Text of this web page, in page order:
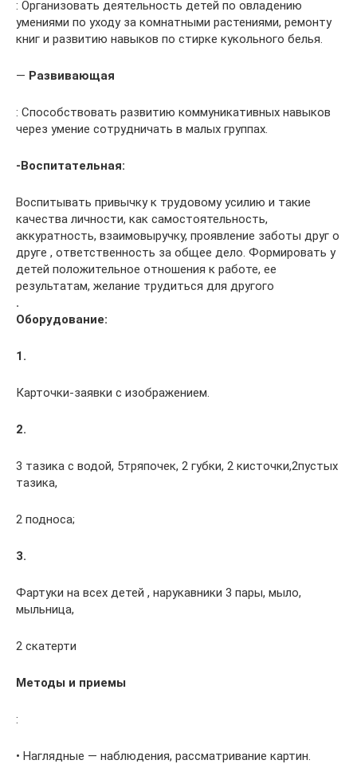
: Организовать деятельность детей по овладению
умениями по уходу за комнатными растениями, ремонту
книг и развитию навыков по стирке кукольного белья.
— Развивающая
: Способствовать развитию коммуникативных навыков
через умение сотрудничать в малых группах.
-Воспитательная:
Воспитывать привычку к трудовому усилию и такие
качества личности, как самостоятельность,
аккуратность, взаимовыручку, проявление заботы друг о
друге , ответственность за общее дело. Формировать у
детей положительное отношения к работе, ее
результатам, желание трудиться для другого
.
Оборудование:
1.
Карточки-заявки с изображением.
2.
3 тазика с водой, 5тряпочек, 2 губки, 2 кисточки,2пустых
тазика,
2 подноса;
3.
Фартуки на всех детей , нарукавники 3 пары, мыло,
мыльница,
2 скатерти
Методы и приемы
:
• Наглядные — наблюдения, рассматривание картин.